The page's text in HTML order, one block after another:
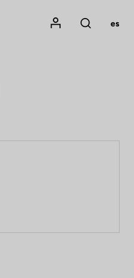
Mon compte
Rechercher
es